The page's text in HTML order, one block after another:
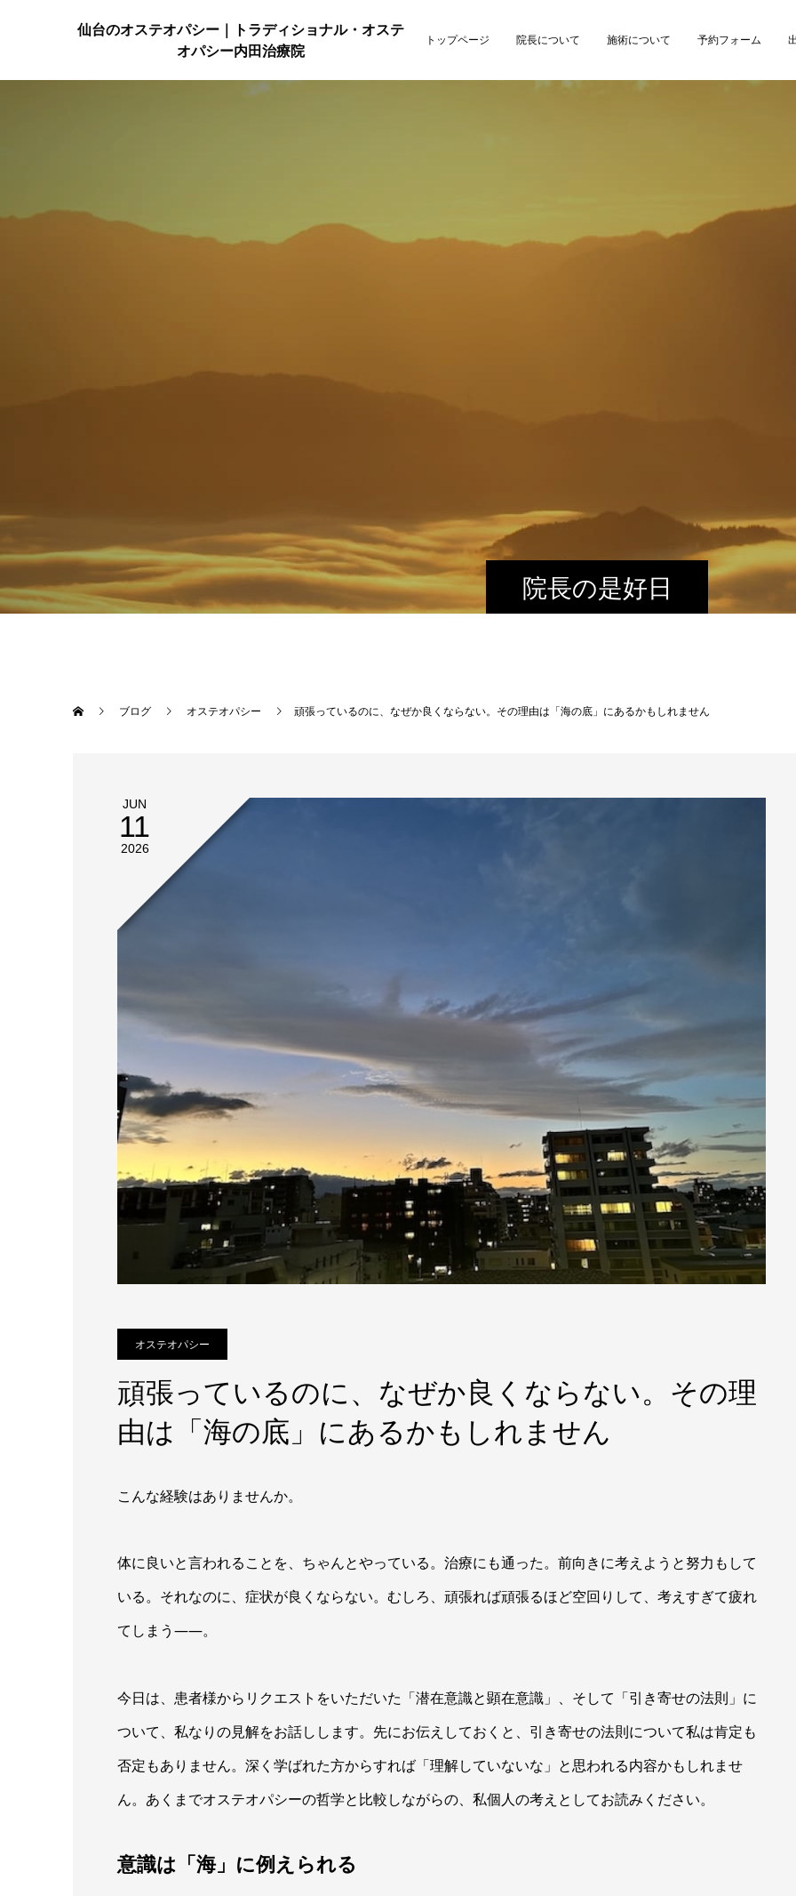
仙台のオステオパシー｜トラディショナル・オステ
オパシー内田治療院
トップページ 院長について 施術について 予約フォーム
院長の是好日
ブログ オステオパシー 頑張っているのに、なぜか良くならない。その理由は「海の底」にあるかもしれません
JUN
11
2026
オステオパシー
頑張っているのに、なぜか良くならない。その理
由は「海の底」にあるかもしれません
こんな経験はありませんか。
体に良いと言われることを、ちゃんとやっている。治療にも通った。前向きに考えようと努力もして
いる。それなのに、症状が良くならない。むしろ、頑張れば頑張るほど空回りして、考えすぎて疲れ
てしまう——。
今日は、患者様からリクエストをいただいた「潜在意識と顕在意識」、そして「引き寄せの法則」に
ついて、私なりの見解をお話しします。先にお伝えしておくと、引き寄せの法則について私は肯定も
否定もありません。深く学ばれた方からすれば「理解していないな」と思われる内容かもしれませ
ん。あくまでオステオパシーの哲学と比較しながらの、私個人の考えとしてお読みください。
意識は「海」に例えられる